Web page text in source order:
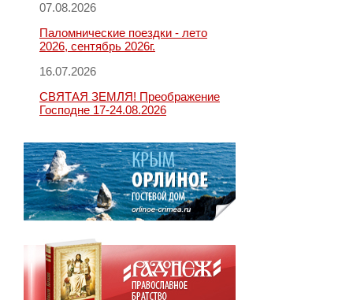
07.08.2026
Паломнические поездки - лето
2026, сентябрь 2026г.
16.07.2026
СВЯТАЯ ЗЕМЛЯ! Преображение
Господне 17-24.08.2026